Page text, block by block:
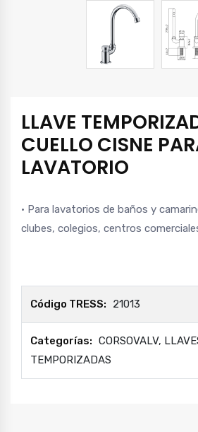
LLAVE
CUELLO CISNE
LAVATORIO
• Para lavatorios de baños y
clubes, colegios, centros
Código TRESS: 21013
Categorías: CORSOVALV,
TEMPORIZADAS